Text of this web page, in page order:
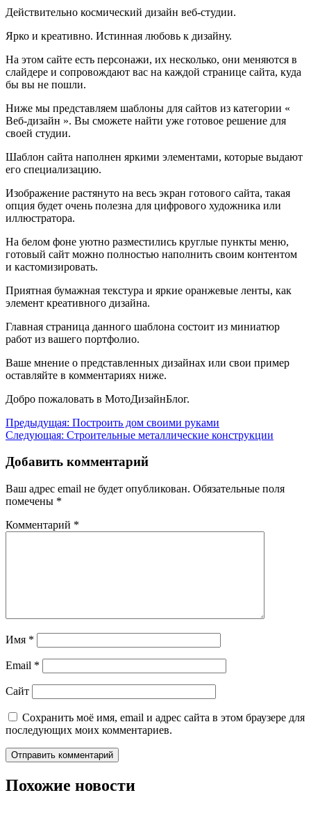
Действительно космический дизайн веб-студии.
Ярко и креативно. Истинная любовь к дизайну.
На этом сайте есть персонажи, их несколько, они меняются в
слайдере и сопровождают вас на каждой странице сайта, куда
бы вы не пошли.
Ниже мы представляем шаблоны для сайтов из категории «
Веб-дизайн ». Вы сможете найти уже готовое решение для
своей студии.
Шаблон сайта наполнен яркими элементами, которые выдают
его специализацию.
Изображение растянуто на весь экран готового сайта, такая
опция будет очень полезна для цифрового художника или
иллюстратора.
На белом фоне уютно разместились круглые пункты меню,
готовый сайт можно полностью наполнить своим контентом
и кастомизировать.
Приятная бумажная текстура и яркие оранжевые ленты, как
элемент креативного дизайна.
Главная страница данного шаблона состоит из миниатюр
работ из вашего портфолио.
Ваше мнение о представленных дизайнах или свои пример
оставляйте в комментариях ниже.
Добро пожаловать в МотоДизайнБлог.
Навигация
по
записям
Предыдущая: Построить дом своими руками
Следующая: Строительные металлические конструкции
Добавить комментарий
Ваш адрес email не будет опубликован. Обязательные поля
помечены *
Комментарий *
Имя *
Email *
Сайт
Сохранить моё имя, email и адрес сайта в этом браузере для
последующих моих комментариев.
Похожие новости